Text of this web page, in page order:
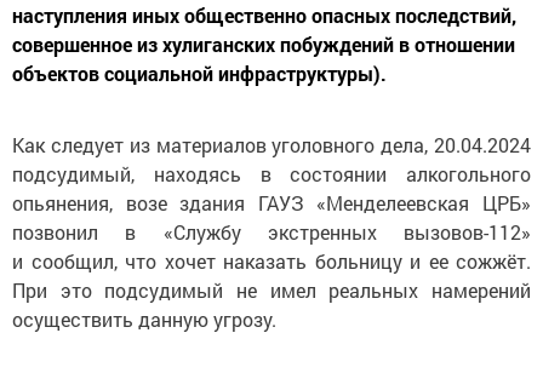
наступления иных общественно опасных последствий,
совершенное из хулиганских побуждений в отношении
объектов социальной инфраструктуры).
Как следует из материалов уголовного дела, 20.04.2024
подсудимый, находясь в состоянии алкогольного
опьянения, возе здания ГАУЗ «Менделеевская ЦРБ»
позвонил в «Службу экстренных вызовов-112»
и сообщил, что хочет наказать больницу и ее сожжёт.
При это подсудимый не имел реальных намерений
осуществить данную угрозу.